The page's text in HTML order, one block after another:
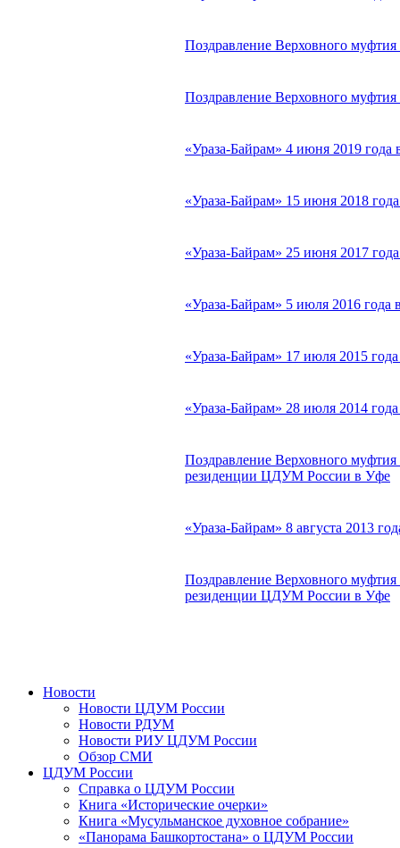
Поздравление Верховного муфтия
Поздравление Верховного муфтия
«Ураза-Байрам» 4 июня 2019
«Ураза-Байрам» 15 июня 2018
«Ураза-Байрам» 25 июня 2017
«Ураза-Байрам» 5 июля 2016
«Ураза-Байрам» 17 июля 2015
«Ураза-Байрам» 28 июля 2014
Поздравление Верховного
резиденции ЦДУМ России в Уфе
«Ураза-Байрам» 8 августа 2013
Поздравление Верховного муфтия
резиденции ЦДУМ России в Уфе
Новости
Новости ЦДУМ России
Новости РДУМ
Новости РИУ ЦДУМ России
Обзор СМИ
ЦДУМ России
Справка о ЦДУМ России
Книга «Исторические очерки»
Книга «Мусульманское духовное собрание»
«Панорама Башкортостана» о ЦДУМ России